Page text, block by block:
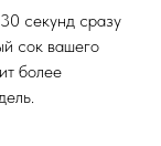
секунд сразу
сок вашего
более